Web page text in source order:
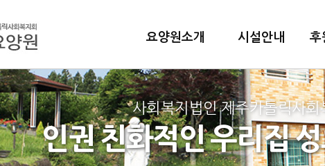
요양원소개 시설안내 후
사회복지법인 제주카톨릭사회
인권 친화적인 우리집